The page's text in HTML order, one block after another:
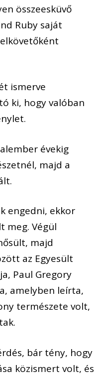
összeesküvő
Ruby saját
ismerve
ki, hogy valóban
évekig
majd a
engedni, ekkor
meg. Végül
majd
az Egyesült
Paul Gregory
amelyben leírta,
természete volt,
bár tény, hogy
közismert volt, és